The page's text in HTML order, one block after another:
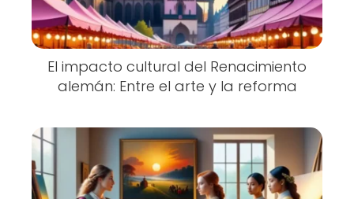
El impacto cultural del Renacimiento
alemán: Entre el arte y la reforma